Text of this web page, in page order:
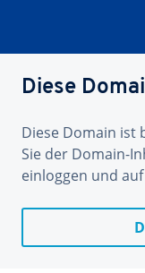
Diese
Diese Domain ist
Sie der Domain-
einloggen und